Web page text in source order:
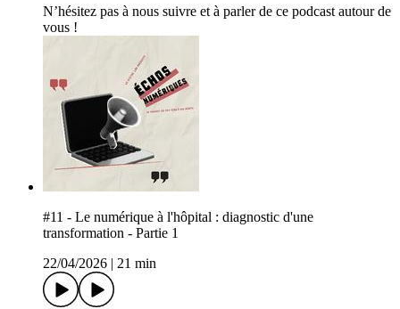
N’hésitez pas à nous suivre et à parler de ce podcast autour de
vous !
#11 - Le numérique à l'hôpital : diagnostic d'une
transformation - Partie 1
22/04/2026 | 21 min